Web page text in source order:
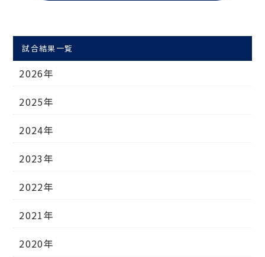
試合結果一覧
2026年
2025年
2024年
2023年
2022年
2021年
2020年